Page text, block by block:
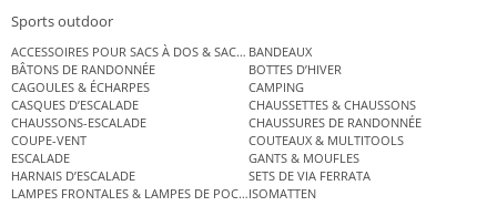
Sports outdoor
ACCESSOIRES POUR SACS À DOS & SACS ÉTANCHES
BANDEAUX
BÂTONS DE RANDONNÉE
BOTTES D’HIVER
CAGOULES & ÉCHARPES
CAMPING
CASQUES D’ESCALADE
CHAUSSETTES & CHAUSSONS
CHAUSSONS-ESCALADE
CHAUSSURES DE RANDONNÉE
COUPE-VENT
COUTEAUX & MULTITOOLS
ESCALADE
GANTS & MOUFLES
HARNAIS D’ESCALADE
SETS DE VIA FERRATA
LAMPES FRONTALES & LAMPES DE POCHEISOMATTEN